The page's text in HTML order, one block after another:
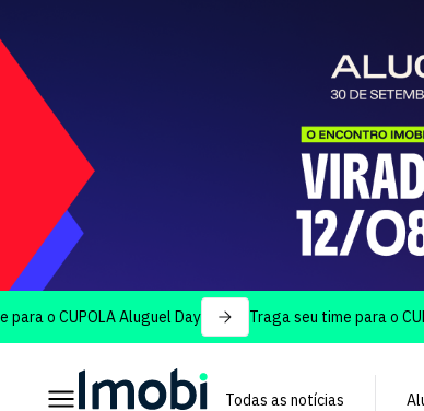
Aluguel Day Traga seu time para o CUPOLA
Todas as notícias